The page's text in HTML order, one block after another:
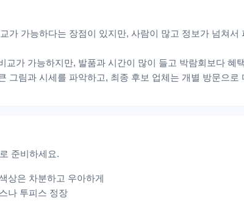
가 가능하다는 장점이 있지만, 사람이 많고 정보가 넘쳐
교가 가능하지만, 발품과 시간이 많이 들고 박람회보다 혜
그림과 시세를 파악하고, 최종 후보 업체는 개별 방문으로
준비하세요.
상은 차분하고 우아하게
나 투피스 정장